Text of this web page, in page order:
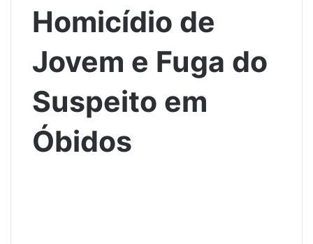
Homicídio de
Jovem e Fuga do
Suspeito em
Óbidos